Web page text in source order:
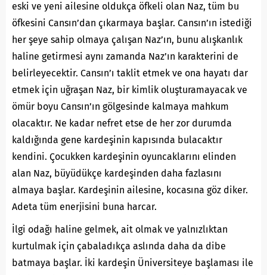
eski ve yeni ailesine oldukça öfkeli olan Naz, tüm bu
öfkesini Cansın’dan çıkarmaya başlar. Cansın’ın istediği
her şeye sahip olmaya çalışan Naz’ın, bunu alışkanlık
haline getirmesi aynı zamanda Naz’ın karakterini de
belirleyecektir. Cansın’ı taklit etmek ve ona hayatı dar
etmek için uğraşan Naz, bir kimlik oluşturamayacak ve
ömür boyu Cansın’ın gölgesinde kalmaya mahkum
olacaktır. Ne kadar nefret etse de her zor durumda
kaldığında gene kardeşinin kapısında bulacaktır
kendini. Çocukken kardeşinin oyuncaklarını elinden
alan Naz, büyüdükçe kardeşinden daha fazlasını
almaya başlar. Kardeşinin ailesine, kocasına göz diker.
Adeta tüm enerjisini buna harcar.
İlgi odağı haline gelmek, ait olmak ve yalnızlıktan
kurtulmak için çabaladıkça aslında daha da dibe
batmaya başlar. İki kardeşin Üniversiteye başlaması ile